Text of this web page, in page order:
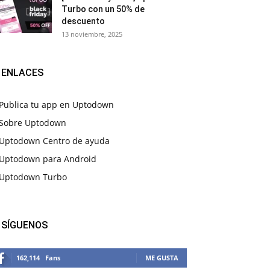
Turbo con un 50% de
descuento
13 noviembre, 2025
ENLACES
tu app en Uptodown
Uptodown
Centro de ayuda
para Android
Turbo
SÍGUENOS
162,114 Fans ME GUSTA